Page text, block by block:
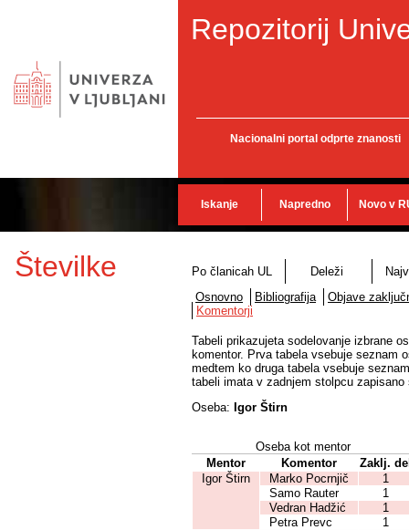
Repozitorij
Nacionalni portal odprte znanosti
Iskanje Napredno Novo v
Številke Po članicah UL Deleži
Osnovno
Bibliografija
Objave
Komentorji
Tabeli prikazujeta sodelovanje izbrane
komentor. Prva tabela vsebuje seznam
medtem ko druga tabela vsebuje
tabeli imata v zadnjem stolpcu
Oseba: Igor Štirn
Oseba kot mentor
Mentor
Komentor
Zaklj.
Igor Štirn
Marko Pocrnjič
1
Samo Rauter
1
Vedran Hadžić
1
Petra Prevc
1